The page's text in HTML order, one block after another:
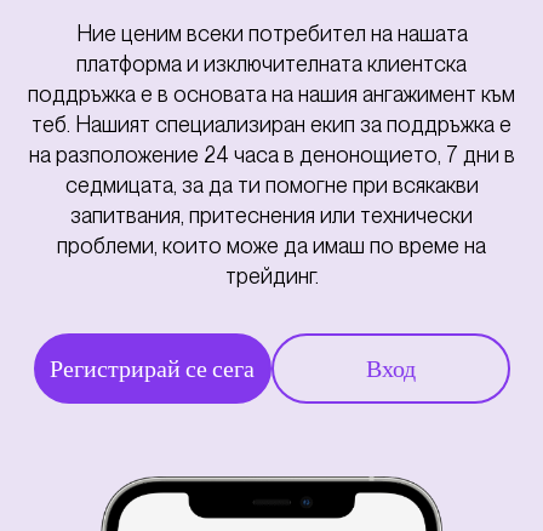
Ние ценим всеки потребител на нашата
платформа и изключителната клиентска
поддръжка е в основата на нашия ангажимент към
теб. Нашият специализиран екип за поддръжка е
на разположение 24 часа в денонощието, 7 дни в
седмицата, за да ти помогне при всякакви
запитвания, притеснения или технически
проблеми, които може да имаш по време на
трейдинг.
Регистрирай се сега Вход